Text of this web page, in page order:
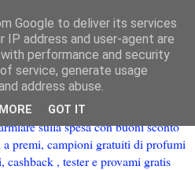
sulla spesa con buoni sconto
a premi, campioni gratuiti di profumi
, tester e provami gratis
Google to deliver its services
IP address and user-agent are
performance and security
service, generate usage
address abuse.
GOT IT